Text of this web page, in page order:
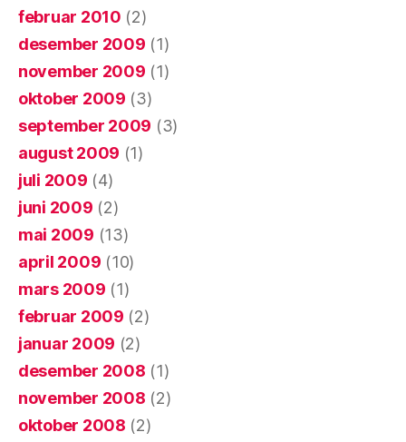
februar 2010 (2)
desember 2009 (1)
november 2009 (1)
oktober 2009 (3)
september 2009 (3)
august 2009 (1)
juli 2009 (4)
juni 2009 (2)
mai 2009 (13)
april 2009 (10)
mars 2009 (1)
februar 2009 (2)
januar 2009 (2)
desember 2008 (1)
november 2008 (2)
oktober 2008 (2)